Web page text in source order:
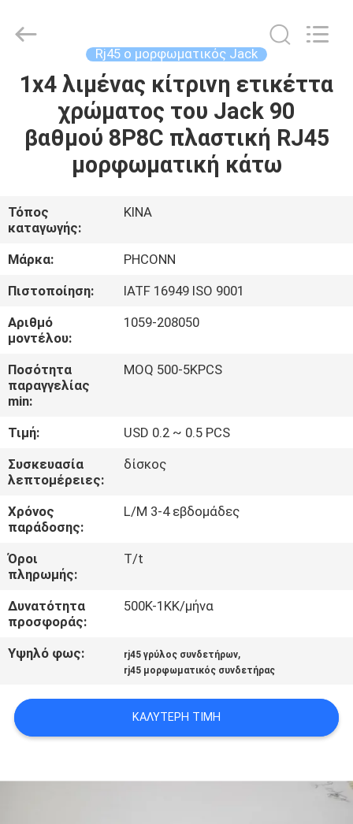
ΣΠΊΤΙ
ΠΡΟΪΌΝΤΑ
ΠΕΡΊΠΟΥ
ΕΜΕΊΣ
ΓΎΡΟΣ
ΕΡΓΟΣΤΑΣΊΩΝ
ΠΟΙΟΤΙΚΌΣ
ΈΛΕΓΧΟΣ
ΕΛΆΤΕ
ΣΕ
ΕΠΑΦΉ
ΜΕ
VR
SHOW
SITEMAP
PRIVACY
POLICY
Electronics
Reserved.
Rj45 ο μορφωματικός Jack
1x4 λιμένας κίτρινη ετικέττα
χρώματος του Jack 90
βαθμού 8P8C πλαστική RJ45
μορφωματική κάτω
Τόπος
καταγωγής:
ΚΙΝΑ
Μάρκα:
PHCONN
Πιστοποίηση:
IATF 16949 ISO 9001
Αριθμό
μοντέλου:
1059-208050
Ποσότητα
παραγγελίας
min:
MOQ 500-5KPCS
Τιμή:
USD 0.2 ~ 0.5 PCS
Συσκευασία
λεπτομέρειες:
δίσκος
Χρόνος
παράδοσης:
L/M 3-4 εβδομάδες
Όροι
πληρωμής:
T/t
Δυνατότητα
προσφοράς:
500K-1KK/μήνα
Υψηλό φως: rj45 γρύλος συνδετήρων,
rj45 μορφωματικός συνδετήρας
ΚΑΛΎΤΕΡΗ ΤΙΜΉ